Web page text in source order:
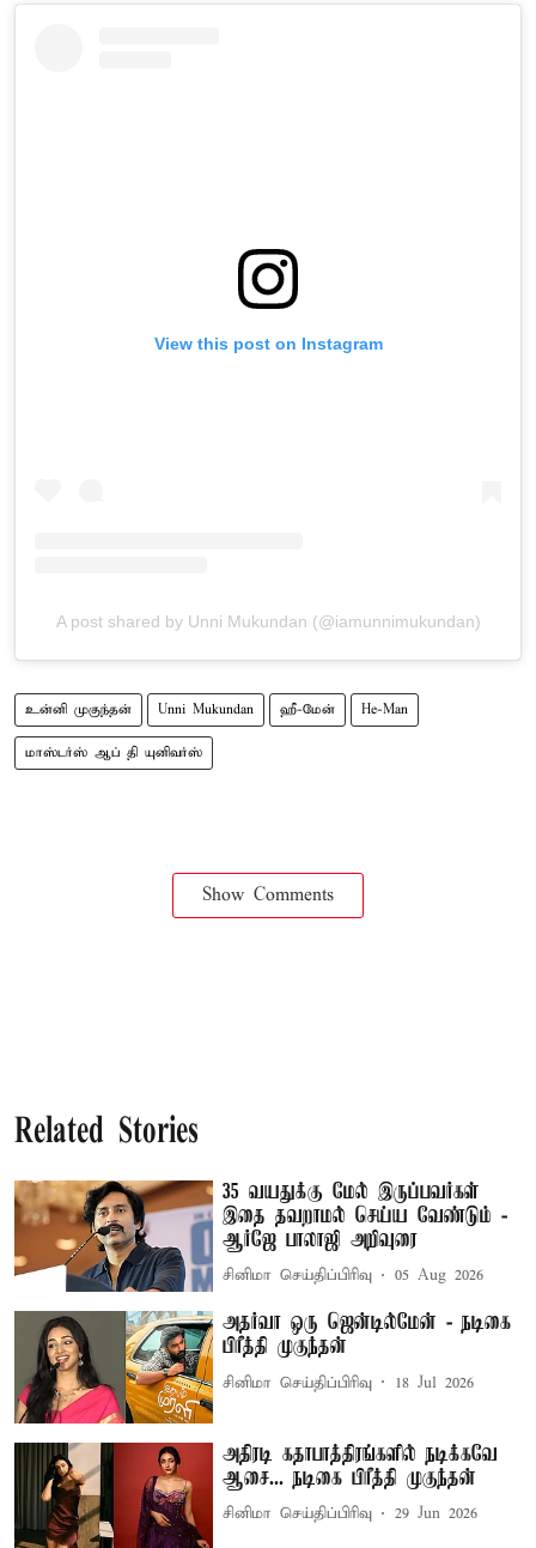
View this post on Instagram
A post shared by Unni Mukundan (@iamunnimukundan)
உன்னி முகுந்தன் Unni Mukundan ஹீ-மேன் He-Man
மாஸ்டர்ஸ் ஆப் தி யுனிவர்ஸ்
Show Comments
Related Stories
35 வயதுக்கு மேல் இருப்பவர்கள்
இதை தவறாமல் செய்ய வேண்டும் -
ஆர்ஜே பாலாஜி அறிவுரை
சினிமா செய்திப்பிரிவு 05 Aug 2026
அதர்வா ஒரு ஜென்டில்மேன் - நடிகை
பிரீத்தி முகுந்தன்
சினிமா செய்திப்பிரிவு 18 Jul 2026
அதிரடி கதாபாத்திரங்களில் நடிக்கவே
ஆசை... நடிகை பிரீத்தி முகுந்தன்
சினிமா செய்திப்பிரிவு 29 Jun 2026